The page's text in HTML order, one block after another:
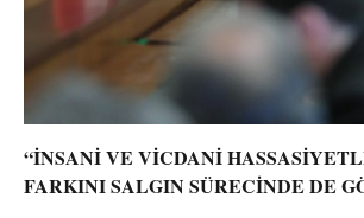
“İNSANİ VE VİCDANİ
FARKINI SALGIN SÜRECİNDE DE